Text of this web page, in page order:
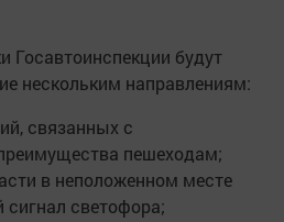
Госавтоинспекции будут
нескольким направлениям:
связанных с
пешеходам;
в неположенном месте
светофора;